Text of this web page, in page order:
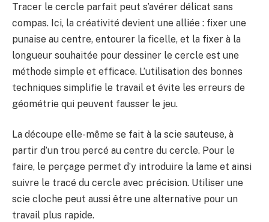
Tracer le cercle parfait peut s’avérer délicat sans
compas. Ici, la créativité devient une alliée : fixer une
punaise au centre, entourer la ficelle, et la fixer à la
longueur souhaitée pour dessiner le cercle est une
méthode simple et efficace. L’utilisation des bonnes
techniques simplifie le travail et évite les erreurs de
géométrie qui peuvent fausser le jeu.
La découpe elle-même se fait à la scie sauteuse, à
partir d’un trou percé au centre du cercle. Pour le
faire, le perçage permet d’y introduire la lame et ainsi
suivre le tracé du cercle avec précision. Utiliser une
scie cloche peut aussi être une alternative pour un
travail plus rapide.